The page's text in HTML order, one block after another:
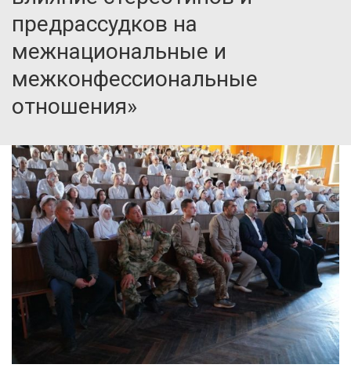
предрассудков на
межнациональные и
межконфессиональные
отношения»